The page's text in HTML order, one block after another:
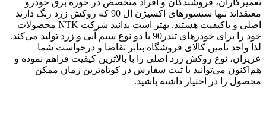
معتقداند تنها سنسورهای اکسیژن ال 90 که روکش زرد رنگ دارند
اصلی و باکیفیت هستند. بهتر است بدانید شرکت NTK محصولات
خود را برای خودرهای تندر90 با دو نوع سیم آبی و زرد تولید می‌کند.
لذا واحد تامین کالای فروشگاه بنابر تقاضا و درخواست شما
عزیزان، نوع روکش زرد اصلی را با بالاترین کیفیت فراهم نموده و
هم‌اکنون می‌توانید با ثبت سفارش در کوتاه‌ترین زمان ممکن
محصول را در اختیار داشته باشید.